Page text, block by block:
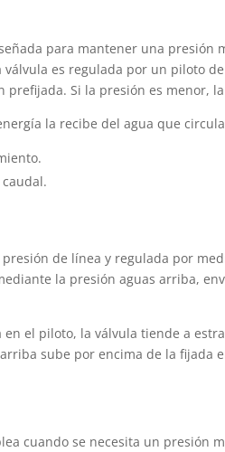
para mantener una
es regulada por un piloto
Si la presión es menor,
la recibe del agua que
de línea y regulada por
la presión aguas arriba,
el piloto, la válvula tiende a
sube por encima de la
cuando se necesita un presión